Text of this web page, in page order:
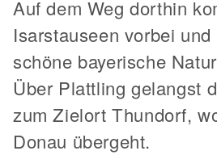
Auf dem Weg dorthin
Isarstauseen vorbei
schöne bayerische
Über Plattling gelangst
zum Zielort Thundorf,
Donau übergeht.